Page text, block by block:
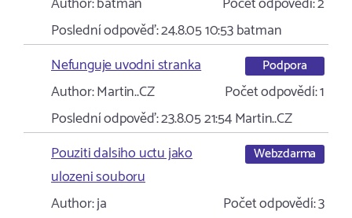
Poslední odpověď:24.8.05 10:53batman
Nefunguje uvodni stranka
Podpora
Author:Martin..CZ Počet odpovědí:1
Poslední odpověď:23.8.05 21:54Martin..CZ
Pouziti dalsiho uctu jako
ulozeni souboru
Webzdarma
Author:ja Počet odpovědí:3